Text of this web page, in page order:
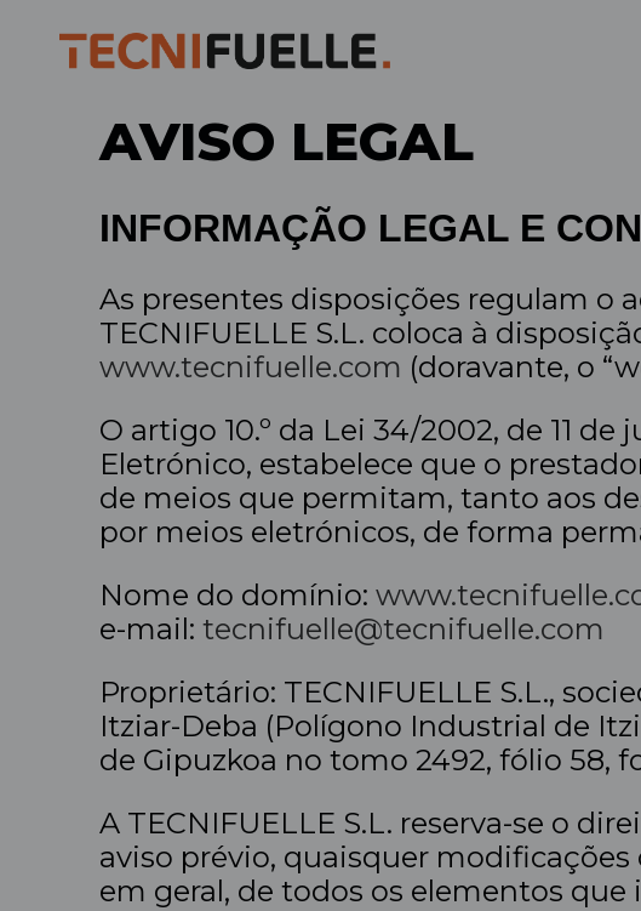
AVISO LEGAL
INFORMAÇÃO LEGAL E
As presentes disposições regulam o
TECNIFUELLE S.L. coloca à
www.tecnifuelle.com (doravante, o
O artigo 10.º da Lei 34/2002, de 11
Eletrónico, estabelece que o
de meios que permitam, tanto aos
por meios eletrónicos, de forma
Nome do domínio:
e-mail:tecnifuelle@tecnifuelle.com
Proprietário: TECNIFUELLE S.L.,
Itziar-Deba (Polígono Industrial de
de Gipuzkoa no tomo 2492, fólio 58,
A TECNIFUELLE S.L. reserva-se o
aviso prévio, quaisquer
em geral, de todos os elementos